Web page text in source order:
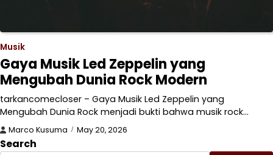
Musik
Gaya Musik Led Zeppelin yang
Mengubah Dunia Rock Modern
tarkancomecloser – Gaya Musik Led Zeppelin yang
Mengubah Dunia Rock menjadi bukti bahwa musik rock…
Marco Kusuma May 20, 2026
Search